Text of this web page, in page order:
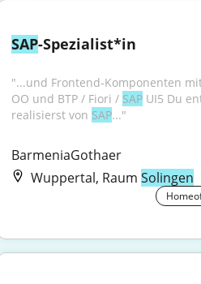
SAP-Spezialist*in
"...und Frontend-Komponenten mit
OO und BTP / Fiori / SAP UI5 Du
realisierst von SAP..."
BarmeniaGothaer
Wuppertal, Raum Solingen